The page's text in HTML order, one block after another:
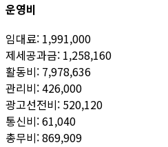
운영비
임대료: 1,991,000
제세공과금: 1,258,160
활동비: 7,978,636
관리비: 426,000
광고선전비: 520,120
통신비: 61,040
총무비: 869,909